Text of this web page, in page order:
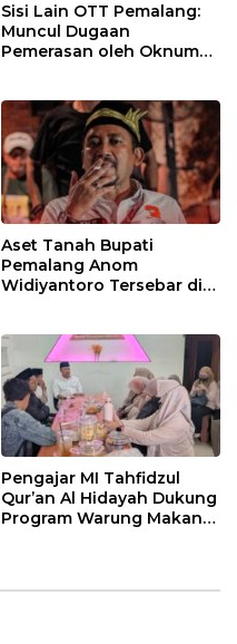
Sisi Lain OTT Pemalang:
Muncul Dugaan
Pemerasan oleh Oknum
Aset Tanah Bupati
Pemalang Anom
Widiyantoro Tersebar di
Pengajar MI Tahfidzul
Qur’an Al Hidayah Dukung
Program Warung Makan